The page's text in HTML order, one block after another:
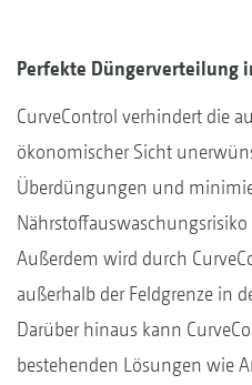
Perfekte Düngerverteilung
CurveControl verhindert die
ökonomischer Sicht
Überdüngungen und
Nährstoffauswaschungsrisiko
Außerdem wird durch
außerhalb der Feldgrenze in
Darüber hinaus kann
bestehenden Lösungen wie